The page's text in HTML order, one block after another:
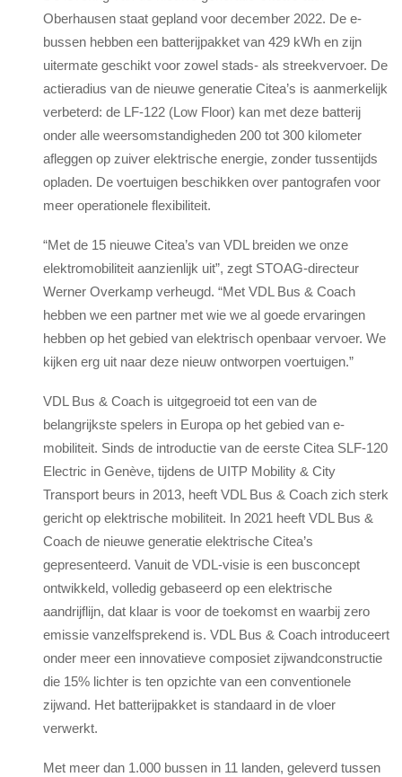
Oberhausen staat gepland voor december 2022. De e-
bussen hebben een batterijpakket van 429 kWh en zijn
uitermate geschikt voor zowel stads- als streekvervoer. De
actieradius van de nieuwe generatie Citea’s is aanmerkelijk
verbeterd: de LF-122 (Low Floor) kan met deze batterij
onder alle weersomstandigheden 200 tot 300 kilometer
afleggen op zuiver elektrische energie, zonder tussentijds
opladen. De voertuigen beschikken over pantografen voor
meer operationele flexibiliteit.
“Met de 15 nieuwe Citea’s van VDL breiden we onze
elektromobiliteit aanzienlijk uit”, zegt STOAG-directeur
Werner Overkamp verheugd. “Met VDL Bus & Coach
hebben we een partner met wie we al goede ervaringen
hebben op het gebied van elektrisch openbaar vervoer. We
kijken erg uit naar deze nieuw ontworpen voertuigen.”
VDL Bus & Coach is uitgegroeid tot een van de
belangrijkste spelers in Europa op het gebied van e-
mobiliteit. Sinds de introductie van de eerste Citea SLF-120
Electric in Genève, tijdens de UITP Mobility & City
Transport beurs in 2013, heeft VDL Bus & Coach zich sterk
gericht op elektrische mobiliteit. In 2021 heeft VDL Bus &
Coach de nieuwe generatie elektrische Citea’s
gepresenteerd. Vanuit de VDL-visie is een busconcept
ontwikkeld, volledig gebaseerd op een elektrische
aandrijflijn, dat klaar is voor de toekomst en waarbij zero
emissie vanzelfsprekend is. VDL Bus & Coach introduceert
onder meer een innovatieve composiet zijwandconstructie
die 15% lichter is ten opzichte van een conventionele
zijwand. Het batterijpakket is standaard in de vloer
verwerkt.
Met meer dan 1.000 bussen in 11 landen, geleverd tussen